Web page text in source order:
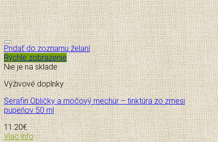
Pridať do zoznamu želaní
Rýchle zobrazenie
Nie je na sklade
Výživové doplnky
Serafin Obličky a močový mechúr – tinktúra zo zmesi
pupeňov 50 ml
11.20€
Viac info